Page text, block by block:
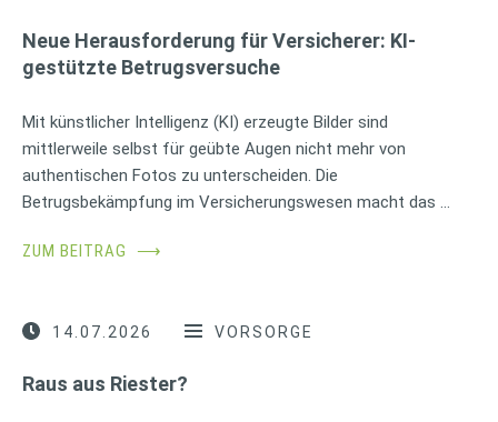
Neue Herausforderung für Versicherer: KI-
gestützte Betrugsversuche
Mit künstlicher Intelligenz (KI) erzeugte Bilder sind
mittlerweile selbst für geübte Augen nicht mehr von
authentischen Fotos zu unterscheiden. Die
Betrugsbekämpfung im Versicherungswesen macht das …
ZUM BEITRAG ⟶
14.07.2026 VORSORGE
Raus aus Riester?